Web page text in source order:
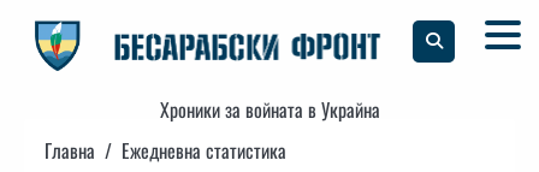
content
Хроники за войната в Украйна
Главна
Ежедневна статистика